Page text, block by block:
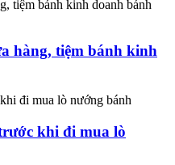
hàng, tiệm bánh kinh
khi đi mua lò